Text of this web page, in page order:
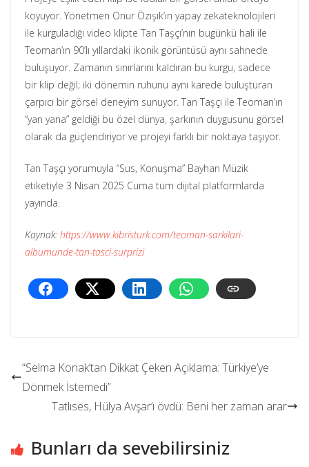
koyuyor. Yönetmen Onur Özışık’ın yapay zekateknolojileri
ile kurguladığı video klipte Tan Taşçı’nın bugünkü hali ile
Teoman’ın 90’lı yıllardaki ikonik görüntüsü aynı sahnede
buluşuyor. Zamanın sınırlarını kaldıran bu kurgu, sadece
bir klip değil; iki dönemin ruhunu aynı karede buluşturan
çarpıcı bir görsel deneyim sunuyor. Tan Taşçı ile Teoman’ın
“yan yana” geldiği bu özel dünya, şarkının duygusunu görsel
olarak da güçlendiriyor ve projeyi farklı bir noktaya taşıyor.
Tan Taşçı yorumuyla “Sus, Konuşma” Bayhan Müzik
etiketiyle 3 Nisan 2025 Cuma tüm dijital platformlarda
yayında.
Kaynak: https://www.kibristurk.com/teoman-sarkilari-
albumunde-tan-tasci-surprizi
“Selma Konak’tan Dikkat Çeken Açıklama: Türkiye’ye
Dönmek İstemedi”
Tatlıses, Hülya Avşar’ı övdü: Beni her zaman arar
Bunları da sevebilirsiniz